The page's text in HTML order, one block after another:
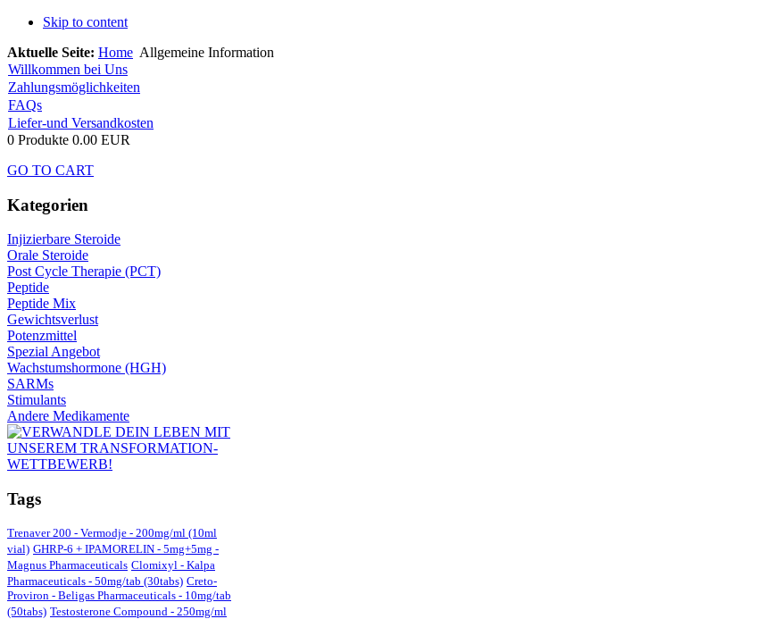
Skip to content
Aktuelle Seite: Home Allgemeine Information
Willkommen bei Uns
Zahlungsmöglichkeiten
FAQs
Liefer-und Versandkosten
0 Produkte 0.00 EUR
GO TO CART
Kategorien
Injizierbare Steroide
Orale Steroide
Post Cycle Therapie (PCT)
Peptide
Peptide Mix
Gewichtsverlust
Potenzmittel
Spezial Angebot
Wachstumshormone (HGH)
SARMs
Stimulants
Andere Medikamente
Tags
Trenaver 200 - Vermodje - 200mg/ml (10ml
vial) GHRP-6 + IPAMORELIN - 5mg+5mg -
Magnus Pharmaceuticals Clomixyl - Kalpa
Pharmaceuticals - 50mg/tab (30tabs) Creto-
Proviron - Beligas Pharmaceuticals - 10mg/tab
(50tabs) Testosterone Compound - 250mg/ml